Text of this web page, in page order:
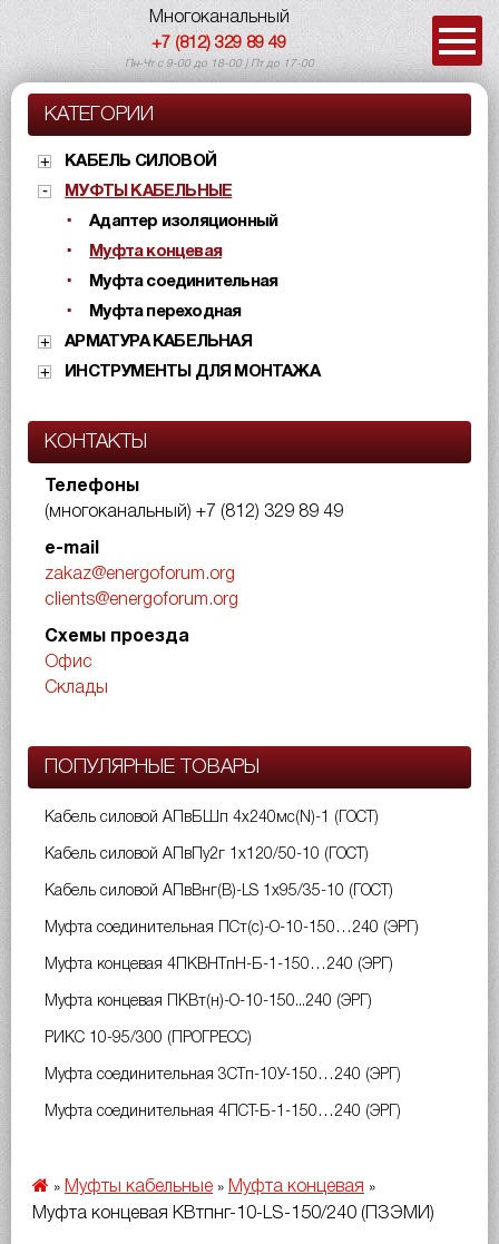
Многоканальный
+7 (812) 329 89 49
Пн-Чт с 9-00 до 18-00 | Пт до 17-00
КАТЕГОРИИ
КАБЕЛЬ СИЛОВОЙ
МУФТЫ КАБЕЛЬНЫЕ
Адаптер изоляционный
Муфта концевая
Муфта соединительная
Муфта переходная
АРМАТУРА КАБЕЛЬНАЯ
ИНСТРУМЕНТЫ ДЛЯ МОНТАЖА
КОНТАКТЫ
Телефоны
(многоканальный) +7 (812) 329 89 49
e-mail
zakaz@energoforum.org
clients@energoforum.org
Схемы проезда
Офис
Склады
ПОПУЛЯРНЫЕ ТОВАРЫ
Кабель силовой АПвБШп 4х240мс(N)-1 (ГОСТ)
Кабель силовой АПвПу2г 1х120/50-10 (ГОСТ)
Кабель силовой АПвВнг(B)-LS 1х95/35-10 (ГОСТ)
Муфта соединительная ПСт(с)-О-10-150…240 (ЭРГ)
Муфта концевая 4ПКВНТпН-Б-1-150…240 (ЭРГ)
Муфта концевая ПКВт(н)-О-10-150...240 (ЭРГ)
РИКС 10-95/300 (ПРОГРЕСС)
Муфта соединительная 3СТп-10У-150…240 (ЭРГ)
Муфта соединительная 4ПСТ-Б-1-150…240 (ЭРГ)
» Муфты кабельные » Муфта концевая »
Муфта концевая КВтпнг-10-LS-150/240 (ПЗЭМИ)